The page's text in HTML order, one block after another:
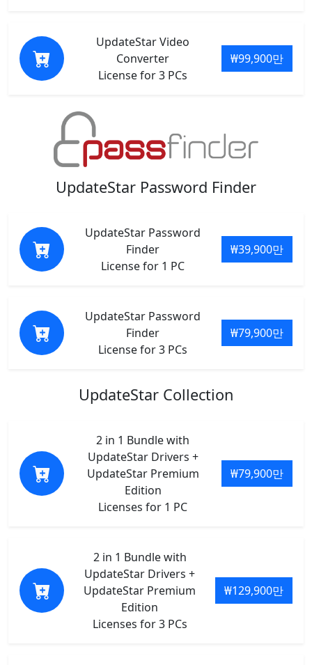
UpdateStar Video
Converter
License for 3 PCs
₩99,900만
UpdateStar Password Finder
UpdateStar Password
Finder
License for 1 PC
₩39,900만
UpdateStar Password
Finder
License for 3 PCs
₩79,900만
UpdateStar Collection
2 in 1 Bundle with
UpdateStar Drivers +
UpdateStar Premium
Edition
Licenses for 1 PC
₩79,900만
2 in 1 Bundle with
UpdateStar Drivers +
UpdateStar Premium
Edition
Licenses for 3 PCs
₩129,900만